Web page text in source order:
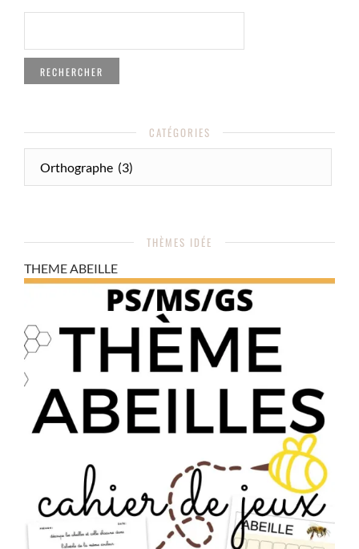
CATÉGORIES
CATÉGORIES
THÈMES IDÉE
THEME ABEILLE